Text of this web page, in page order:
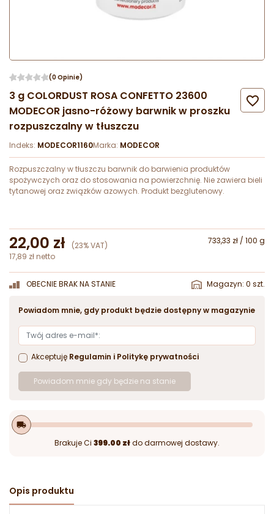
(0 Opinie)
3 g COLORDUST ROSA CONFETTO 23600
MODECOR jasno-różowy barwnik w proszku
rozpuszczalny w tłuszczu

Indeks: MODECOR1160Marka: MODECOR
Rozpuszczalny w tłuszczu barwnik do barwienia produktów
spożywczych oraz do stosowania na powierzchnię. Nie zawiera bieli
tytanowej oraz związków azowych. Produkt bezglutenowy.
22,00 zł (23% VAT)
733,33 zł / 100 g
17,89 zł netto
OBECNIE BRAK NA STANIE Magazyn: 0 szt.
Powiadom mnie, gdy produkt będzie dostępny w magazynie
Akceptuję Regulamin i Politykę prywatności
Powiadom mnie gdy będzie na stanie
local_shipping
Brakuje Ci 399.00 złdo darmowej dostawy.
Opis produktu